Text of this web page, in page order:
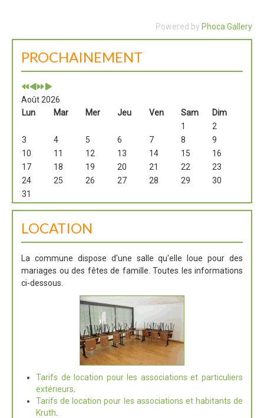
Powered by Phoca Gallery
PROCHAINEMENT
Août 2026
Lun
Mar Mer Jeu Ven Sam
Dim
1
2
3
4 5 6 7 8
9
10
11 12 13 14 15
16
17
18 19 20 21 22
23
24
25 26 27 28 29
30
31
LOCATION
La commune dispose d'une salle qu'elle loue pour des
mariages ou des fêtes de famille. Toutes les informations
ci-dessous.
Tarifs de location pour les associations et particuliers
extérieurs
Tarifs de location pour les associations et habitants de
Kruth